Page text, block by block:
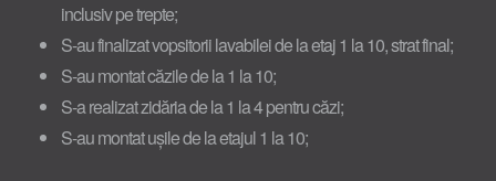
inclusiv pe trepte;
S-au finalizat vopsitorii lavabilei de la etaj 1 la 10, strat final;
S-au montat căzile de la 1 la 10;
S-a realizat zidăria de la 1 la 4 pentru căzi;
S-au montat ușile de la etajul 1 la 10;